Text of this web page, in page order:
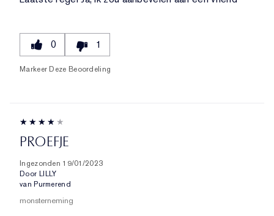
0 1
Markeer Deze Beoordeling
PROEFJE
Ingezonden 19/01/2023
Door LILLY
van Purmerend
monsterneming